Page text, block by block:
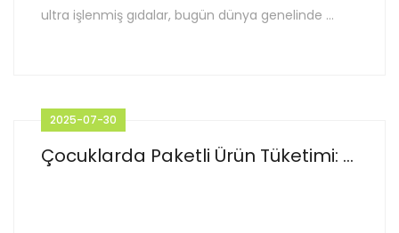
ultra işlenmiş gıdalar, bugün dünya genelinde ...
2025-07-30
Çocuklarda Paketli Ürün Tüketimi: ...